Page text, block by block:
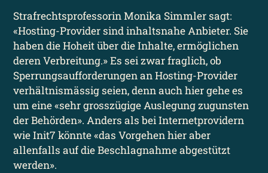
Strafrechts­professorin Monika Simmler sagt:
«Hosting-Provider sind inhaltsnahe Anbieter. Sie
haben die Hoheit über die Inhalte, ermöglichen
deren Verbreitung.» Es sei zwar fraglich, ob
Sperrungs­aufforderungen an Hosting-Provider
verhältnis­mässig seien, denn auch hier gehe es
um eine «sehr grosszügige Auslegung zugunsten
der Behörden». Anders als bei Internet­providern
wie Init7 könnte «das Vorgehen hier aber
allenfalls auf die Beschlag­nahme abgestützt
werden».